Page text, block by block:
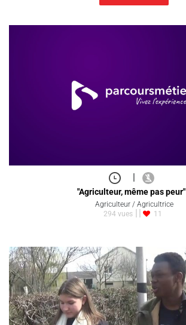
"Agriculteur, même pas peur"
Agriculteur / Agricultrice
294 vues
11